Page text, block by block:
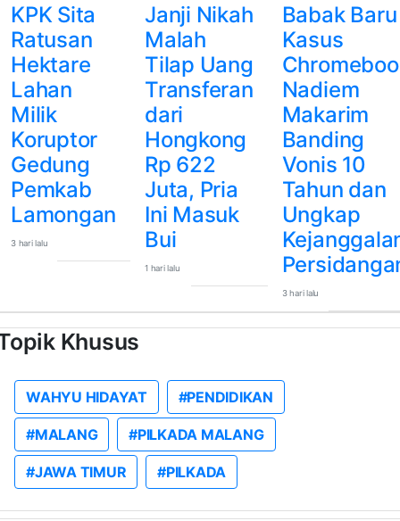
KPK Sita
Ratusan
Hektare
Lahan
Milik
Koruptor
Gedung
Pemkab
Lamongan
3 hari lalu
Janji Nikah
Malah
Tilap Uang
Transferan
dari
Hongkong
Rp 622
Juta, Pria
Ini Masuk
Bui
1 hari lalu
Babak Baru
Kasus
Nadiem
Makarim
Banding
Vonis 10
Tahun dan
Ungkap
3 hari lalu
Khusus
WAHYU HIDAYAT #PENDIDIKAN
#MALANG #PILKADA MALANG
#JAWA TIMUR #PILKADA